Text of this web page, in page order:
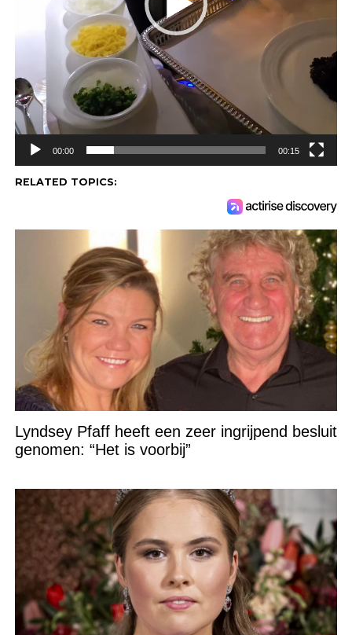
00:00 00:15
RELATED TOPICS:
Lyndsey Pfaff heeft een zeer ingrijpend besluit
genomen: “Het is voorbij”